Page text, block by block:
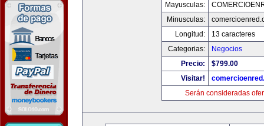
Mayusculas:
Minusculas:
Longitud:
13 caracteres
Categorias:
Negocios
Precio:
$799.00
Visitar!
Serán consideradas